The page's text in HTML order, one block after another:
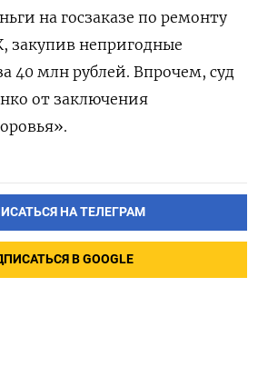
на госзаказе по ремонту
закупив непригодные
40 млн рублей. Впрочем, суд
от заключения
НА ТЕЛЕГРАМ
В GOOGLE